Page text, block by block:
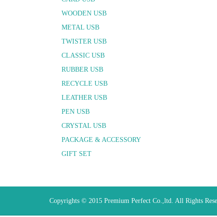
WOODEN USB
METAL USB
TWISTER USB
CLASSIC USB
RUBBER USB
RECYCLE USB
LEATHER USB
PEN USB
CRYSTAL USB
PACKAGE & ACCESSORY
GIFT SET
Copyrights © 2015 Premium Perfect Co.,ltd. All Rights